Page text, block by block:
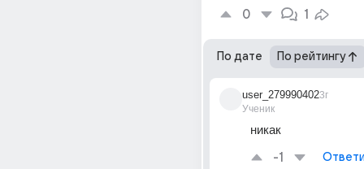
0 1
По дате По рейтингу
user_279990402
Ученик
3г
никак
-1